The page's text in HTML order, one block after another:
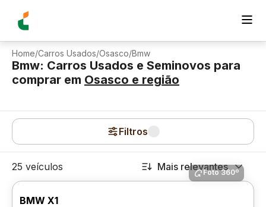
Home/Carros Usados/Osasco/Bmw
Bmw: Carros Usados e Seminovos para
comprar em Osasco e região
Filtros
25 veículos Mais relevantes
Foto 360º
BMW X1